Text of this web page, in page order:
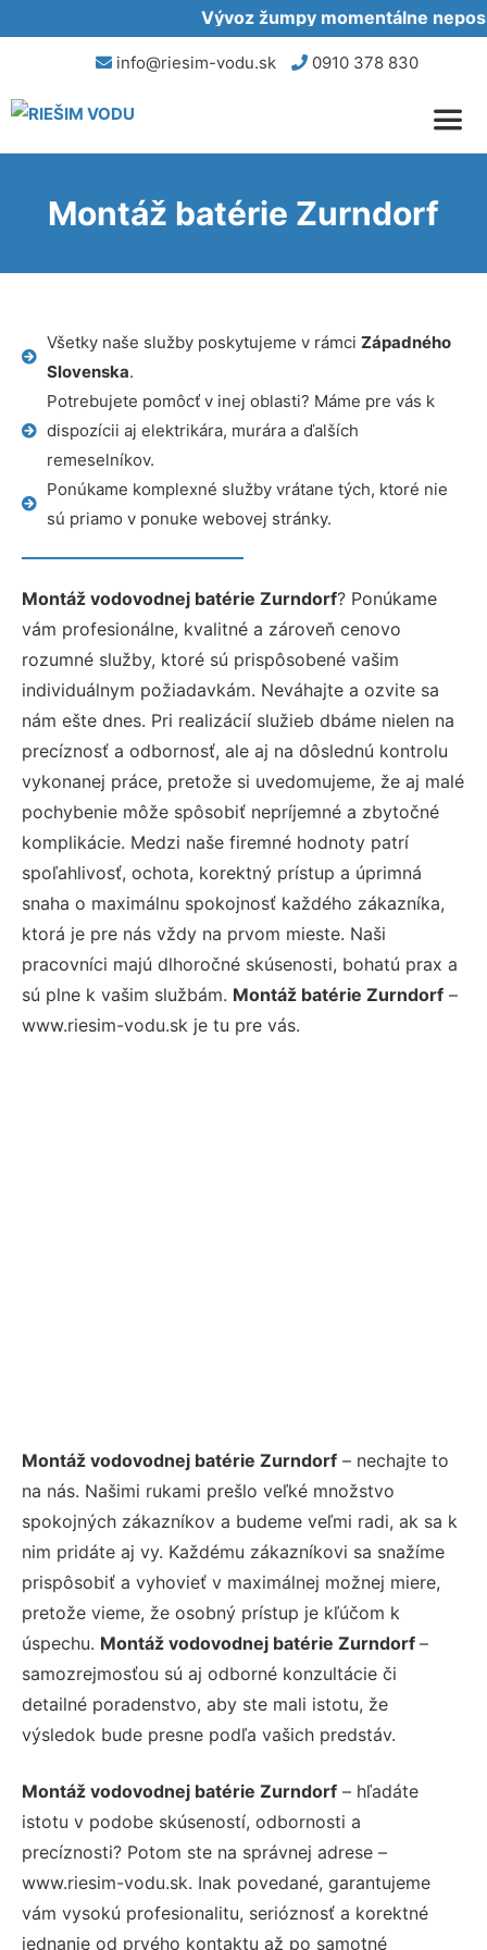
Vývoz žumpy momentálne
info@riesim-vodu.sk 0910 378 830
Montáž batérie Zurndorf
Všetky naše služby poskytujeme v rámci Západného
Slovenska.
Potrebujete pomôcť v inej oblasti? Máme pre vás k
dispozícii aj elektrikára, murára a ďalších
remeselníkov.
Ponúkame komplexné služby vrátane tých, ktoré nie
sú priamo v ponuke webovej stránky.
Montáž vodovodnej batérie Zurndorf? Ponúkame
vám profesionálne, kvalitné a zároveň cenovo
rozumné služby, ktoré sú prispôsobené vašim
individuálnym požiadavkám. Neváhajte a ozvite sa
nám ešte dnes. Pri realizácií služieb dbáme nielen na
precíznosť a odbornosť, ale aj na dôslednú kontrolu
vykonanej práce, pretože si uvedomujeme, že aj malé
pochybenie môže spôsobiť nepríjemné a zbytočné
komplikácie. Medzi naše firemné hodnoty patrí
spoľahlivosť, ochota, korektný prístup a úprimná
snaha o maximálnu spokojnosť každého zákazníka,
ktorá je pre nás vždy na prvom mieste. Naši
pracovníci majú dlhoročné skúsenosti, bohatú prax a
sú plne k vašim službám. Montáž batérie Zurndorf –
www.riesim-vodu.sk je tu pre vás.
Montáž vodovodnej batérie Zurndorf – nechajte to
na nás. Našimi rukami prešlo veľké množstvo
spokojných zákazníkov a budeme veľmi radi, ak sa k
nim pridáte aj vy. Každému zákazníkovi sa snažíme
prispôsobiť a vyhovieť v maximálnej možnej miere,
pretože vieme, že osobný prístup je kľúčom k
úspechu. Montáž vodovodnej batérie Zurndorf –
samozrejmosťou sú aj odborné konzultácie či
detailné poradenstvo, aby ste mali istotu, že
výsledok bude presne podľa vašich predstáv.
Montáž vodovodnej batérie Zurndorf – hľadáte
istotu v podobe skúseností, odbornosti a
precíznosti? Potom ste na správnej adrese –
www.riesim-vodu.sk. Inak povedané, garantujeme
vám vysokú profesionalitu, serióznosť a korektné
jednanie od prvého kontaktu až po samotné